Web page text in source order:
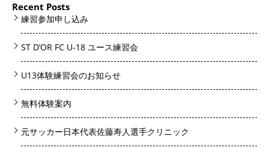
Recent Posts
練習参加申し込み
ST D’OR FC U-18 ユース練習会
U13体験練習会のお知らせ
無料体験案内
元サッカー日本代表佐藤寿人選手クリニック